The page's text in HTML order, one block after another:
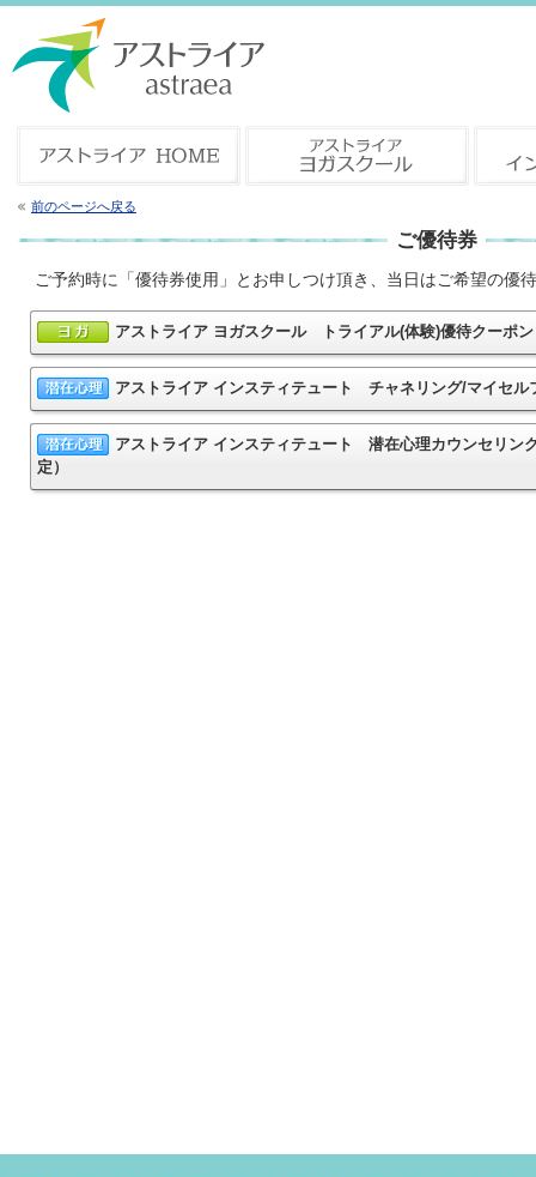
前のページへ戻る
ご優待券
ご予約時に「優待券使用」とお申しつけ頂き、当日はご希望の優
アストライア ヨガスクール トライアル(体験)優待クー
アストライア インスティテュート チャネリング/マイセ
アストライア インスティテュート 潜在心理カウンセリン
定）